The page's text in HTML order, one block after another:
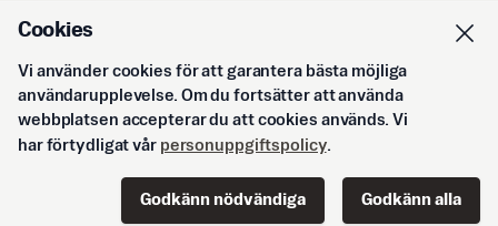
© Svenska Epoch Times AB2026
Cookies
Vi använder cookies för att garantera bästa möjliga
användarupplevelse. Om du fortsätter att använda
webbplatsen accepterar du att cookies används. Vi
har förtydligat vår personuppgiftspolicy.
Godkänn nödvändiga Godkänn alla